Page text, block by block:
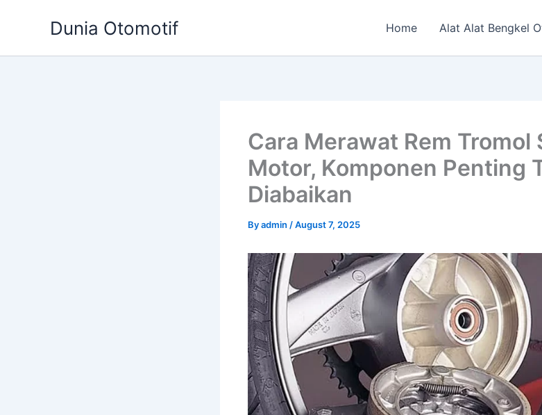
Dunia Otomotif Home Alat Alat Bengkel
Cara Merawat Rem Tromol
Motor, Komponen Penting
Diabaikan
Byadmin /August 7, 2025